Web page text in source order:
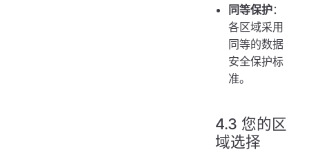
同等保护：
各区域采用
同等的数据
安全保护标
准。
4.3 您的区
域选择